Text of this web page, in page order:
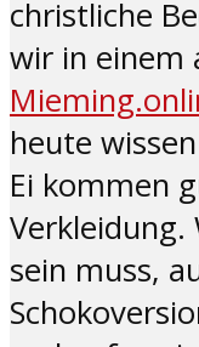
christliche
wir in einem
heute
Ei kommen
Verkleidung.
sein muss,